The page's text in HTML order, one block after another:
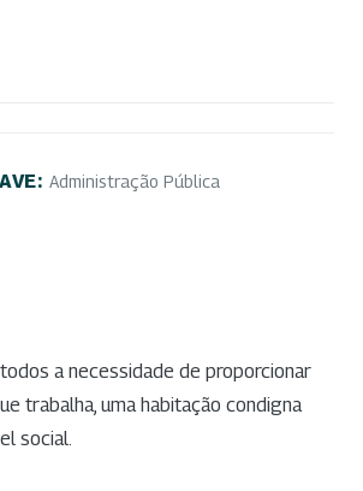
Administração Pública
a necessidade de proporcionar
trabalha, uma habitação condigna
social.